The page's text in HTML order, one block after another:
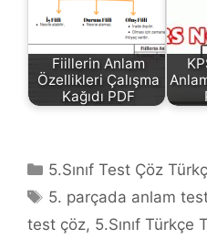
Fiillerin Anlam
Özellikleri Çalışma
Kağıdı PDF
Kategoriler
5.Sınıf Test Çöz
Etiketler
5. parçada anlam
test çöz, 5.Sınıf Türkçe